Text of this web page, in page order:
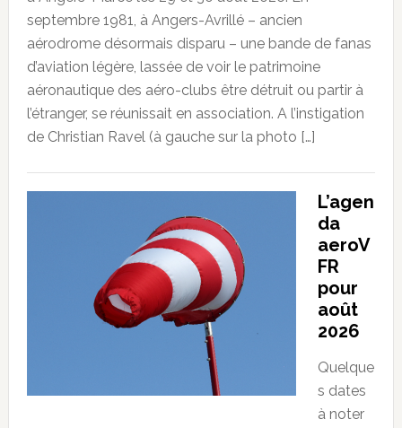
septembre 1981, à Angers-Avrillé – ancien
aérodrome désormais disparu – une bande de fanas
d’aviation légère, lassée de voir le patrimoine
aéronautique des aéro-clubs être détruit ou partir à
l’étranger, se réunissait en association. A l’instigation
de Christian Ravel (à gauche sur la photo […]
L’agen
da
aeroV
FR
pour
août
2026
Quelque
s dates
à noter